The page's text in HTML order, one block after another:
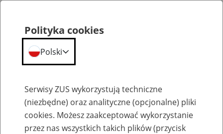
Przepraszamy,
podana strona nie została znaleziona.
Polityka cookies
Polski
Serwisy ZUS wykorzystują techniczne
(niezbędne) oraz analityczne (opcjonalne) pliki
cookies. Możesz zaakceptować wykorzystanie
przez nas wszystkich takich plików (przycisk